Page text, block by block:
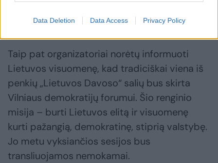
Data Deletion Data Access Privacy Policy
stiprią, pažangią ir saugią mūsų valstybę.
Taip pat organizatoriai norėtų informuoti
Lietuvos visuomenę, kad tradiciškai viena iš
penkių „Lietuvos Davoso“ salių bus skirta
Vilniaus demokratijų forumui. Šio renginio
misija – burti Lietuvos elitą ir visuomenę
kurti pažangią, demokratinę, stiprią valstybę.
Jo metu vyksiančios sesijos bus
transliuojamos nemokamai.